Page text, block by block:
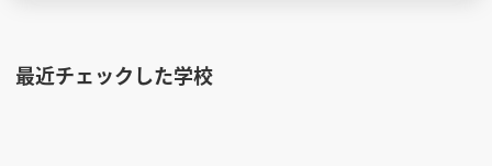
最近チェックした学校